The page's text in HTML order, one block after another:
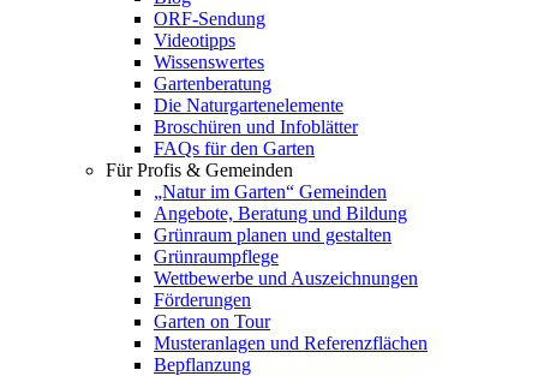
ORF-Sendung
Videotipps
Wissenswertes
Gartenberatung
Die Naturgartenelemente
Broschüren und Infoblätter
FAQs für den Garten
Für Profis & Gemeinden
„Natur im Garten“ Gemeinden
Angebote, Beratung und Bildung
Grünraum planen und gestalten
Grünraumpflege
Wettbewerbe und Auszeichnungen
Förderungen
Garten on Tour
Musteranlagen und Referenzflächen
Bepflanzung